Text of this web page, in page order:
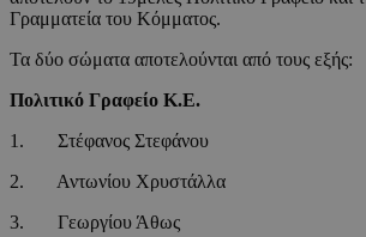
Γραμματεία του Κόμματος.
Τα δύο σώματα αποτελούνται από τους εξής:
Πολιτικό Γραφείο Κ.Ε.
1. Στέφανος Στεφάνου
2. Αντωνίου Χρυστάλλα
3. Γεωργίου Άθως